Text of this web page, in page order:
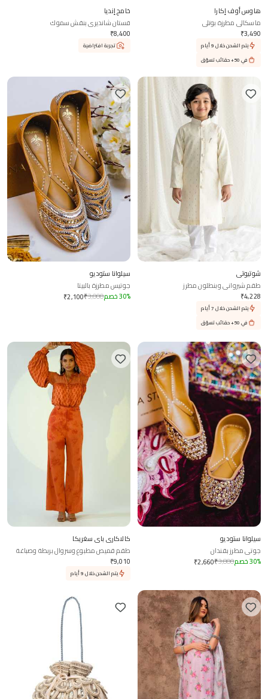
هاوس أوف إكارا
ماسكالي مطرزة بوتلي
₹3,490
يتم الشحن خلال 9 أيام
في 50+ حقائب تسوّق
خامج إنديا
فستان شانديري بنقش سموك
₹8,400
تجربة افتراضية
شوتيوتي
طقم شيرواني وبنطلون مطرز
₹4,228
يتم الشحن خلال 7 أيام
في 50+ حقائب تسوّق
سيلوانا ستوديو
جوتيس مطرزة بالبيتا
₹2,100₹3,000 30% خصم
سيلوانا ستوديو
جوتي مطرز بقندان
₹2,660₹3,800 30% خصم
كالاكاري باي سغريكا
طقم قميص مطبوع وسروال بربطة وصباغة
₹9,010
يتم الشحن خلال 9 أيام